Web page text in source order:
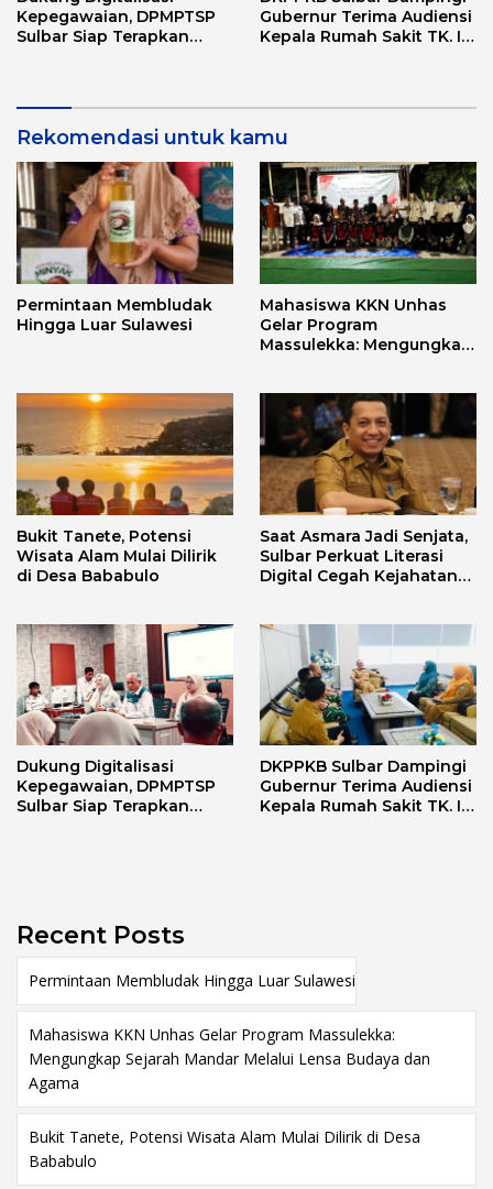
Kepegawaian, DPMPTSP
Sulbar Siap Terapkan
Gubernur Terima Audiensi
Kepala Rumah Sakit TK. III
Rekomendasi untuk kamu
Permintaan Membludak
Hingga Luar Sulawesi
Mahasiswa KKN Unhas
Gelar Program
Massulekka: Mengungkap
Bukit Tanete, Potensi
Wisata Alam Mulai Dilirik
di Desa Bababulo
Saat Asmara Jadi Senjata,
Sulbar Perkuat Literasi
Digital Cegah Kejahatan
Dukung Digitalisasi
Kepegawaian, DPMPTSP
Sulbar Siap Terapkan
DKPPKB Sulbar Dampingi
Gubernur Terima Audiensi
Kepala Rumah Sakit TK. III
Recent Posts
Permintaan Membludak Hingga Luar Sulawesi
Mahasiswa KKN Unhas Gelar Program Massulekka:
Mengungkap Sejarah Mandar Melalui Lensa Budaya dan
Agama
Bukit Tanete, Potensi Wisata Alam Mulai Dilirik di Desa
Bababulo